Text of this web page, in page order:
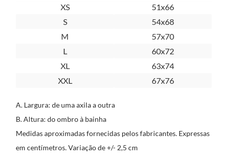
XS
51x66
S
54x68
M
57x70
L
60x72
XL
63x74
XXL
67x76
A. Largura: de uma axila a outra
B. Altura: do ombro à bainha
Medidas aproximadas fornecidas pelos fabricantes. Expressas
em centímetros. Variação de +/- 2,5 cm